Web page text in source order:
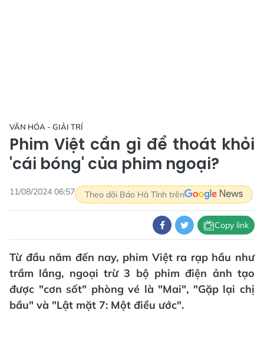
VĂN HÓA - GIẢI TRÍ
Phim Việt cần gì để thoát khỏi
'cái bóng' của phim ngoại?
11/08/2024 06:57 Theo dõi Báo Hà Tĩnh trên
Copy link
Từ đầu năm đến nay, phim Việt ra rạp hầu như
trầm lắng, ngoại trừ 3 bộ phim điện ảnh tạo
được "cơn sốt" phòng vé là "Mai", "Gặp lại chị
bầu" và "Lật mặt 7: Một điều ước".